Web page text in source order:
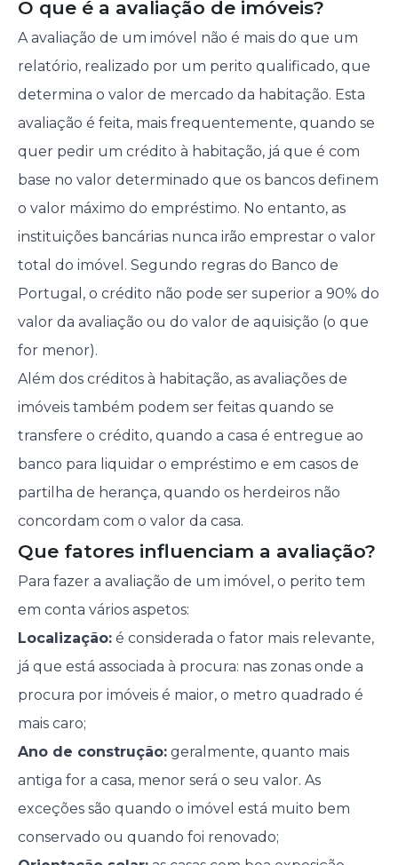
O que é a avaliação de imóveis?
A avaliação de um imóvel não é mais do que um
relatório, realizado por um perito qualificado, que
determina o valor de mercado da habitação. Esta
avaliação é feita, mais frequentemente, quando se
quer pedir um crédito à habitação, já que é com
base no valor determinado que os bancos definem
o valor máximo do empréstimo. No entanto, as
instituições bancárias nunca irão emprestar o valor
total do imóvel. Segundo regras do Banco de
Portugal, o crédito não pode ser superior a 90% do
valor da avaliação ou do valor de aquisição (o que
for menor).
Além dos créditos à habitação, as avaliações de
imóveis também podem ser feitas quando se
transfere o crédito, quando a casa é entregue ao
banco para liquidar o empréstimo e em casos de
partilha de herança, quando os herdeiros não
concordam com o valor da casa.
Que fatores influenciam a avaliação?
Para fazer a avaliação de um imóvel, o perito tem
em conta vários aspetos:
Localização:é considerada o fator mais relevante,
já que está associada à procura: nas zonas onde a
procura por imóveis é maior, o metro quadrado é
mais caro;
Ano de construção:geralmente, quanto mais
antiga for a casa, menor será o seu valor. As
exceções são quando o imóvel está muito bem
conservado ou quando foi renovado;